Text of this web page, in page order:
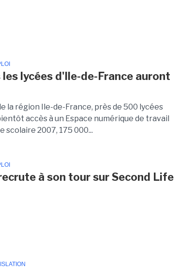
les lycées d'Ile-de-France auront
la région Ile-de-France, près de 500 lycées
accès à un Espace numérique de travail
scolaire 2007, 175 000...
à son tour sur Second Life